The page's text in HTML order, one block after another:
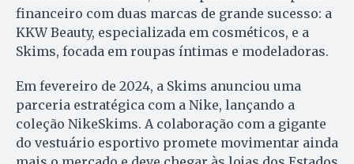
financeiro com duas marcas de grande sucesso: a
KKW Beauty, especializada em cosméticos, e a
Skims, focada em roupas íntimas e modeladoras.
Em fevereiro de 2024, a Skims anunciou uma
parceria estratégica com a Nike, lançando a
coleção NikeSkims. A colaboração com a gigante
do vestuário esportivo promete movimentar ainda